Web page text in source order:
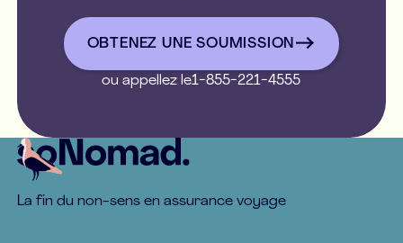
OBTENEZ UNE
OBTENEZ UNE SOUMISSION
ou appellez le1-855-221-4555
Footer
La fin du non-sens en assurance voyage